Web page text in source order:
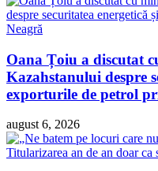
Oana Țoiu a discutat
Kazahstanului despre
exporturile de petrol
august 6, 2026